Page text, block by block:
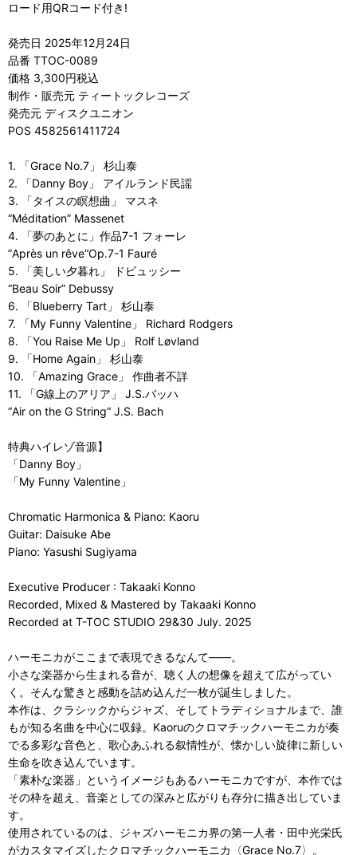
ロード用QRコード付き!
発売日 2025年12月24日
品番 TTOC-0089
価格 3,300円税込
制作・販売元 ティートックレコーズ
発売元 ディスクユニオン
POS 4582561411724
1. 「Grace No.7」 杉山泰
2. 「Danny Boy」 アイルランド民謡
3. 「タイスの瞑想曲」 マスネ
“Méditation” Massenet
4. 「夢のあとに」作品7-1 フォーレ
”Après un rêve“Op.7-1 Fauré
5. 「美しい夕暮れ」 ドビュッシー
“Beau Soir” Debussy
6. 「Blueberry Tart」 杉山泰
7. 「My Funny Valentine」 Richard Rodgers
8. 「You Raise Me Up」 Rolf Løvland
9. 「Home Again」 杉山泰
10. 「Amazing Grace」 作曲者不詳
11. 「G線上のアリア」 J.S.バッハ
“Air on the G String“ J.S. Bach
特典ハイレゾ音源】
「Danny Boy」
「My Funny Valentine」
Chromatic Harmonica & Piano: Kaoru
Guitar: Daisuke Abe
Piano: Yasushi Sugiyama
Executive Producer : Takaaki Konno
Recorded, Mixed & Mastered by Takaaki Konno
Recorded at T-TOC STUDIO 29&30 July. 2025
ハーモニカがここまで表現できるなんて——。
小さな楽器から生まれる音が、聴く人の想像を超えて広がってい
く。そんな驚きと感動を詰め込んだ一枚が誕生しました。
本作は、クラシックからジャズ、そしてトラディショナルまで、誰
もが知る名曲を中心に収録。Kaoruのクロマチックハーモニカが奏
でる多彩な音色と、歌心あふれる叙情性が、懐かしい旋律に新しい
生命を吹き込んでいます。
「素朴な楽器」というイメージもあるハーモニカですが、本作では
その枠を超え、音楽としての深みと広がりも存分に描き出していま
す。
使用されているのは、ジャズハーモニカ界の第一人者・田中光栄氏
がカスタマイズしたクロマチックハーモニカ〈Grace No.7〉。